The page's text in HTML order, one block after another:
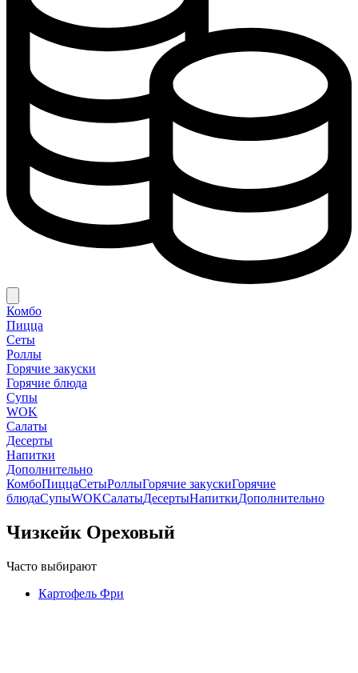
Комбо
Пицца
Сеты
Роллы
Горячие закуски
Горячие блюда
Супы
WOK
Салаты
Десерты
Напитки
Дополнительно
КомбоПиццаСетыРоллыГорячие закускиГорячие
блюдаСупыWOKСалатыДесертыНапиткиДополнительно
Чизкейк Ореховый
Часто выбирают
Картофель Фри